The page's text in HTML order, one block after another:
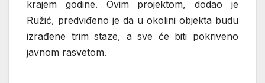
krajem godine. Ovim projektom, dodao je
Ružić, predviđeno je da u okolini objekta budu
izrađene trim staze, a sve će biti pokriveno
javnom rasvetom.